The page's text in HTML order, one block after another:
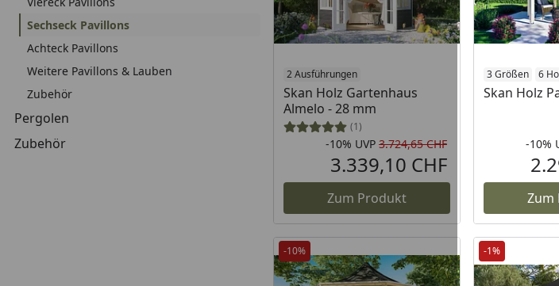
Sechseck Pavillons
Achteck Pavillons
Weitere Pavillons & Lauben
Zubehör
Pergolen
Zubehör
2 Ausführungen
Skan Holz Gartenhaus
Almelo - 28 mm
(1)
Rabatt in Prozent
-10%
Ursprünglicher
UVP 3.724,65 CHF
Aktueller Preis
3.339,10 CHF
Zum Produkt
3 Größen 6
Skan Holz
-10%
Zum
-10% -1%